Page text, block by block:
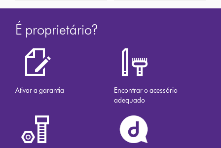
É proprietário?
Ativar a garantia
Encontrar o acessório
adequado